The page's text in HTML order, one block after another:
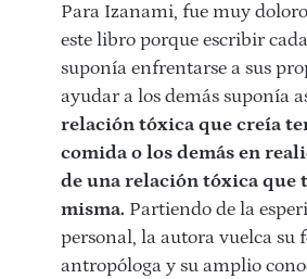
Para Izanami, fue muy
este libro porque escribir
suponía enfrentarse a sus
ayudar a los demás suponía
relación tóxica que creía
comida o los demás en
de una relación tóxica que
misma. Partiendo de la
personal, la autora vuelca su
antropóloga y su amplio